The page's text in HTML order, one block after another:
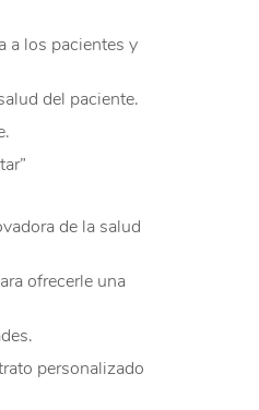
a los pacientes y
del paciente.
de la salud
ofrecerle una
personalizado